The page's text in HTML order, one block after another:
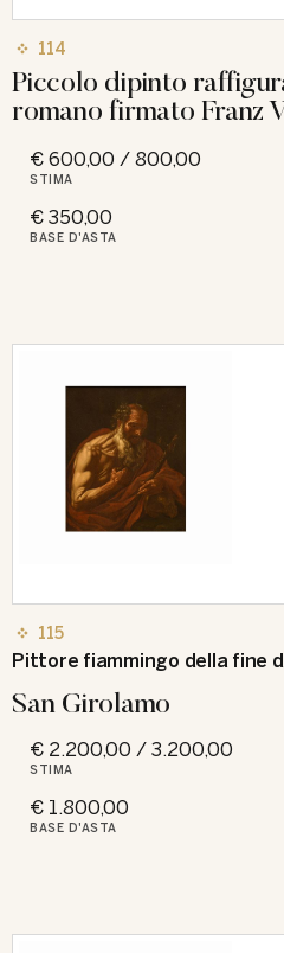
114
Piccolo dipinto
romano firmato Franz
€ 600,00 / 800,00
STIMA
€ 350,00
BASE D'ASTA
115
Pittore fiammingo della fine
San Girolamo
€ 2.200,00 / 3.200,00
STIMA
€ 1.800,00
BASE D'ASTA